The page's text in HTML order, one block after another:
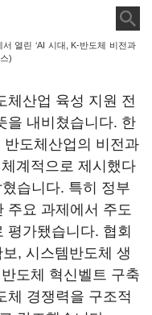
열린 ‘AI 시대, K-반도체 비전과
)
체산업 육성 지원 전
을 내비쳤습니다. 한
반도체산업의 비전과
계적으로 제시했다
습니다. 특히 정부
주요 과제에서 주도
평가됐습니다. 협회
, 시스템반도체 생
도체 혁신벨트 구축
체 경쟁력을 구조적